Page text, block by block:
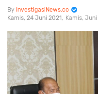
InvestigasiNews.co
Kamis, 24 Juni 2021
Kamis, Juni